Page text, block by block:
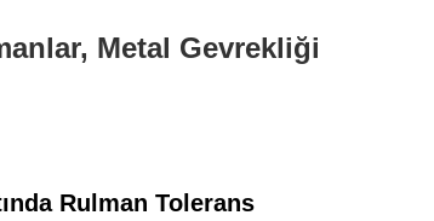
Metal Gevrekliği
Rulman Tolerans